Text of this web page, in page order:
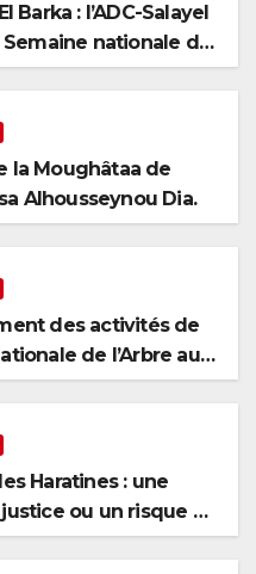
nationale de
la Moughâtaa de
Alhousseynou Dia.
des activités de
de l’Arbre au
du Brakna
Haratines : une
ou un risque de
nationale ?